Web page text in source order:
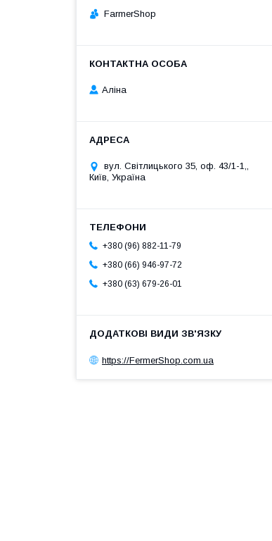
FarmerShop
Аліна
вул. Світлицького 35, оф. 43/1-1,,
Київ, Україна
+380 (96) 882-11-79
+380 (66) 946-97-72
+380 (63) 679-26-01
https://FermerShop.com.ua